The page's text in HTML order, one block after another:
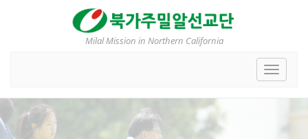
Milal Mission in Northern California
Toggle
Sketchbook5, 스케치북5